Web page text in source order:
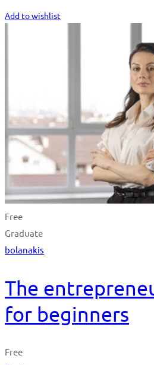
Add to wishlist
Free
Graduate
bolanakis
The
for beginners
Free